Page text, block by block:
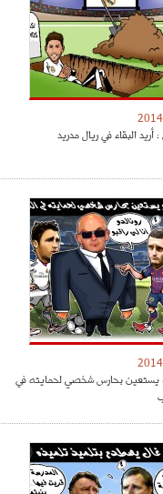
البقاء في ريال مدريد
يستعين بحارس شخصي لحمايته في